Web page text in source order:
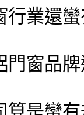
行業還
門窗品